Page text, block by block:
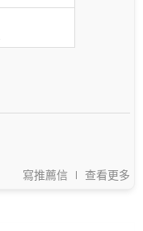
寫推薦信 查看更多